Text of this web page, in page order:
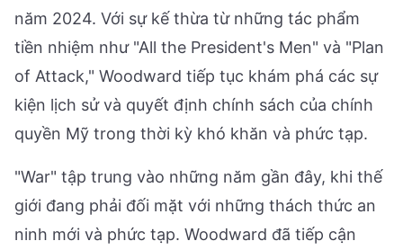
năm 2024. Với sự kế thừa từ những tác phẩm
tiền nhiệm như "All the President's Men" và "Plan
of Attack," Woodward tiếp tục khám phá các sự
kiện lịch sử và quyết định chính sách của chính
quyền Mỹ trong thời kỳ khó khăn và phức tạp.
"War" tập trung vào những năm gần đây, khi thế
giới đang phải đối mặt với những thách thức an
ninh mới và phức tạp. Woodward đã tiếp cận